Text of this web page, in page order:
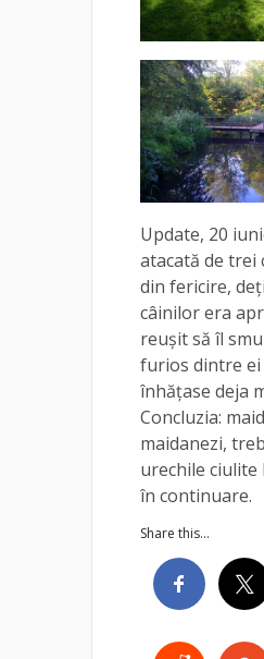
Update, 20
atacată de trei
din fericire,
câinilor era
reușit să îl
furios dintre ei
înhățase deja
Concluzia:
maidanezi,
urechile ciulite
în continuare.
Share this...